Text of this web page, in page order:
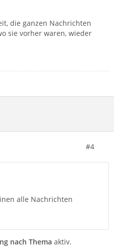
die ganzen Nachrichten
sie vorher waren, wieder
#4
alle Nachrichten
nach Thema aktiv.